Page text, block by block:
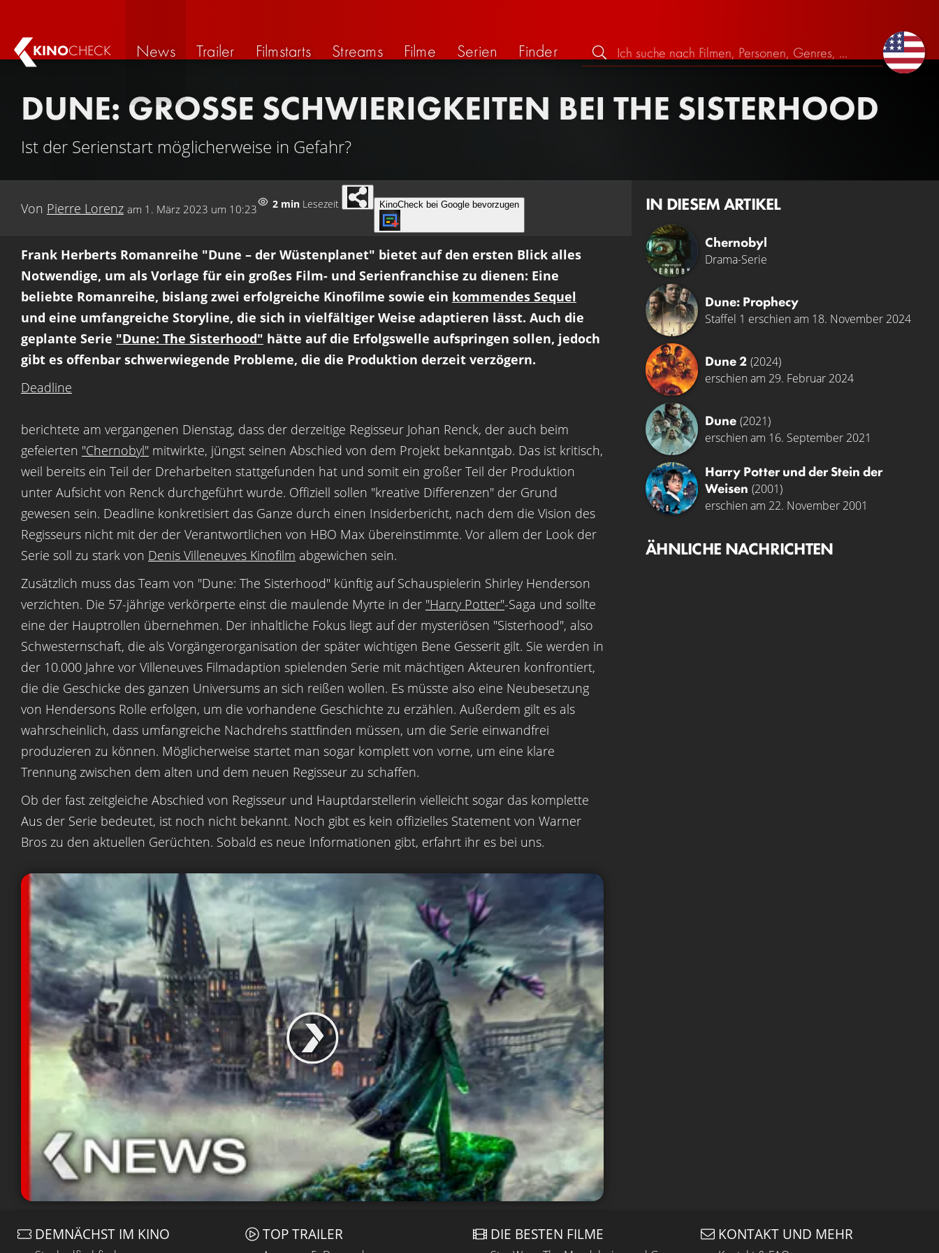
KINOCHECK News Trailer Filmstarts Streams Filme Serien Finder
DUNE: GROSSE SCHWIERIGKEITEN BEI THE SISTERHOOD
Ist der Serienstart möglicherweise in Gefahr?
Von Pierre Lorenz am 1. März 2023 um 10:23 2 min Lesezeit KinoCheck bei Google bevorzugen
Frank Herberts Romanreihe "Dune – der Wüstenplanet" bietet auf den ersten Blick alles
Notwendige, um als Vorlage für ein großes Film- und Serienfranchise zu dienen: Eine
beliebte Romanreihe, bislang zwei erfolgreiche Kinofilme sowie ein kommendes Sequel
und eine umfangreiche Storyline, die sich in vielfältiger Weise adaptieren lässt. Auch die
geplante Serie "Dune: The Sisterhood" hätte auf die Erfolgswelle aufspringen sollen, jedoch
gibt es offenbar schwerwiegende Probleme, die die Produktion derzeit verzögern.
Deadline
berichtete am vergangenen Dienstag, dass der derzeitige Regisseur Johan Renck, der auch beim
gefeierten "Chernobyl" mitwirkte, jüngst seinen Abschied von dem Projekt bekanntgab. Das ist kritisch,
weil bereits ein Teil der Dreharbeiten stattgefunden hat und somit ein großer Teil der Produktion
unter Aufsicht von Renck durchgeführt wurde. Offiziell sollen "kreative Differenzen" der Grund
gewesen sein. Deadline konkretisiert das Ganze durch einen Insiderbericht, nach dem die Vision des
Regisseurs nicht mit der der Verantwortlichen von HBO Max übereinstimmte. Vor allem der Look der
Serie soll zu stark von Denis Villeneuves Kinofilm abgewichen sein.
Zusätzlich muss das Team von "Dune: The Sisterhood" künftig auf Schauspielerin Shirley Henderson
verzichten. Die 57-jährige verkörperte einst die maulende Myrte in der "Harry Potter"-Saga und sollte
eine der Hauptrollen übernehmen. Der inhaltliche Fokus liegt auf der mysteriösen "Sisterhood", also
Schwesternschaft, die als Vorgängerorganisation der später wichtigen Bene Gesserit gilt. Sie werden in
der 10.000 Jahre vor Villeneuves Filmadaption spielenden Serie mit mächtigen Akteuren konfrontiert,
die die Geschicke des ganzen Universums an sich reißen wollen. Es müsste also eine Neubesetzung
von Hendersons Rolle erfolgen, um die vorhandene Geschichte zu erzählen. Außerdem gilt es als
wahrscheinlich, dass umfangreiche Nachdrehs stattfinden müssen, um die Serie einwandfrei
produzieren zu können. Möglicherweise startet man sogar komplett von vorne, um eine klare
Trennung zwischen dem alten und dem neuen Regisseur zu schaffen.
Ob der fast zeitgleiche Abschied von Regisseur und Hauptdarstellerin vielleicht sogar das komplette
Aus der Serie bedeutet, ist noch nicht bekannt. Noch gibt es kein offizielles Statement von Warner
Bros zu den aktuellen Gerüchten. Sobald es neue Informationen gibt, erfahrt ihr es bei uns.
IN DIESEM ARTIKEL
Chernobyl
Drama-Serie
Dune: Prophecy
Staffel 1 erschien am 18. November 2024
Dune 2 (2024)
erschien am 29. Februar 2024
Dune (2021)
erschien am 16. September 2021
Harry Potter und der Stein der
Weisen (2001)
erschien am 22. November 2001
ÄHNLICHE NACHRICHTEN
DEMNÄCHST IM KINO TOP TRAILER DIE BESTEN FILME KONTAKT UND MEHR